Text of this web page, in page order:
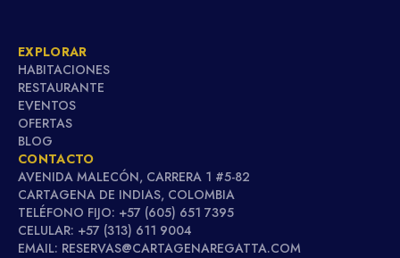
EXPLORAR
HABITACIONES
RESTAURANTE
EVENTOS
OFERTAS
BLOG
CONTACTO
AVENIDA MALECÓN, CARRERA 1 #5-82
CARTAGENA DE INDIAS, COLOMBIA
TELÉFONO FIJO: +57 (605) 651 7395
CELULAR: +57 (313) 611 9004
EMAIL: RESERVAS@CARTAGENAREGATTA.COM